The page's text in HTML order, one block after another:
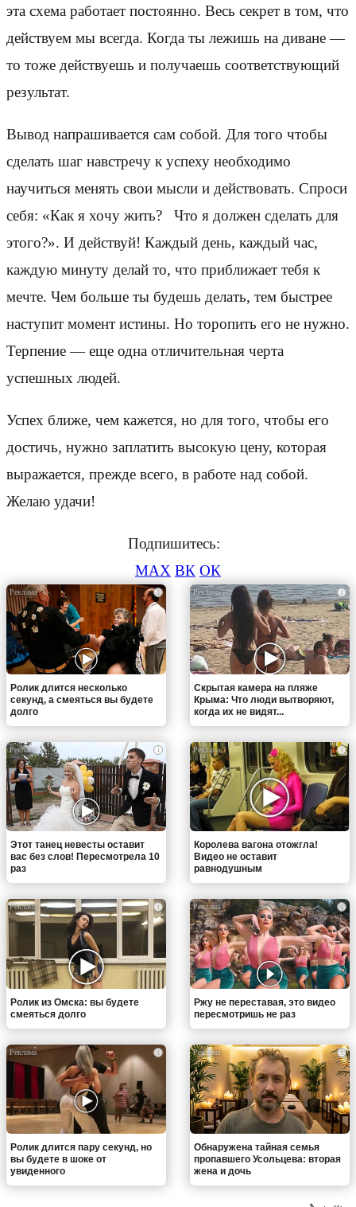
эта схема работает постоянно. Весь секрет в том, что
действуем мы всегда. Когда ты лежишь на диване —
то тоже действуешь и получаешь соответствующий
результат.
Вывод напрашивается сам собой. Для того чтобы
сделать шаг навстречу к успеху необходимо
научиться менять свои мысли и действовать. Спроси
себя: «Как я хочу жить? Что я должен сделать для
этого?». И действуй! Каждый день, каждый час,
каждую минуту делай то, что приближает тебя к
мечте. Чем больше ты будешь делать, тем быстрее
наступит момент истины. Но торопить его не нужно.
Терпение — еще одна отличительная черта
успешных людей.
Успех ближе, чем кажется, но для того, чтобы его
достичь, нужно заплатить высокую цену, которая
выражается, прежде всего, в работе над собой.
Желаю удачи!
Подпишитесь:
MAX ВК ОК
i
Ролик длится несколько
секунд, а смеяться вы будете
долго
i
Скрытая камера на пляже
Крыма: Что люди вытворяют,
когда их не видят...
i
Этот танец невесты оставит
вас без слов! Пересмотрела 10
раз
i
Королева вагона отожгла!
Видео не оставит
равнодушным
i
Ролик из Омска: вы будете
смеяться долго
i
Ржу не переставая, это видео
пересмотришь не раз
i
Ролик длится пару секунд, но
вы будете в шоке от
увиденного
i
Обнаружена тайная семья
пропавшего Усольцева: вторая
жена и дочь